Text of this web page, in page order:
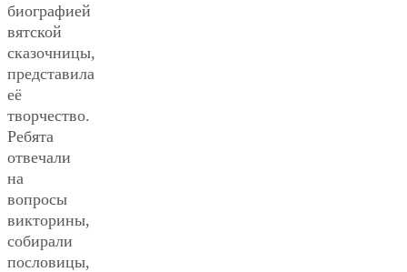
биографией
вятской
сказочницы,
представила
её
творчество.
Ребята
отвечали
на
вопросы
викторины,
собирали
пословицы,